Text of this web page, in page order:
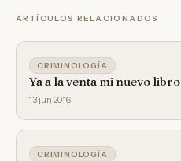
ARTÍCULOS RELACIONADOS
CRIMINOLOGÍA
Ya a la venta mi nuevo libro
13 jun 2016
CRIMINOLOGÍA